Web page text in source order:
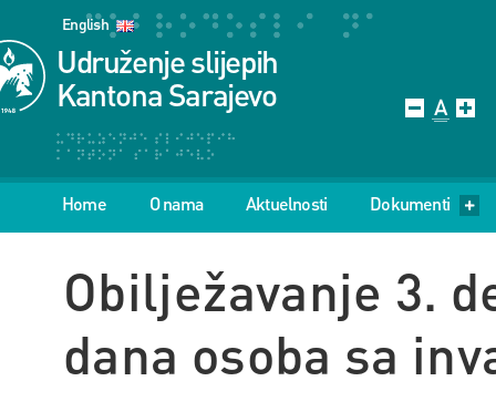
English
Udruženje slijepih
Kantona Sarajevo
Home O nama Aktuelnosti Dokumenti
Obilježavanje 3.
dana osoba sa